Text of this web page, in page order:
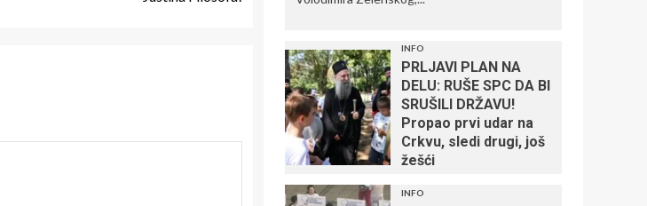
INFO
PRLJAVI PLAN NA
DELU: RUŠE SPC DA BI
SRUŠILI DRŽAVU!
Propao prvi udar na
Crkvu, sledi drugi, još
žešći
INFO